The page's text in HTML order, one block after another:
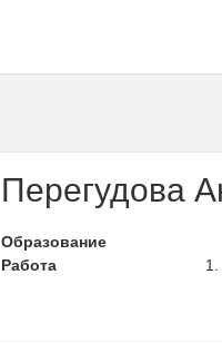
Перегудова
Образование
Работа